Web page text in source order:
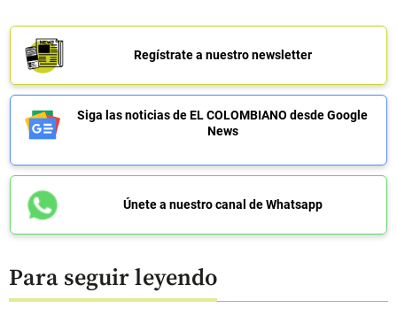
Regístrate a nuestro newsletter
Siga las noticias de EL COLOMBIANO desde Google
News
Únete a nuestro canal de Whatsapp
Para seguir leyendo